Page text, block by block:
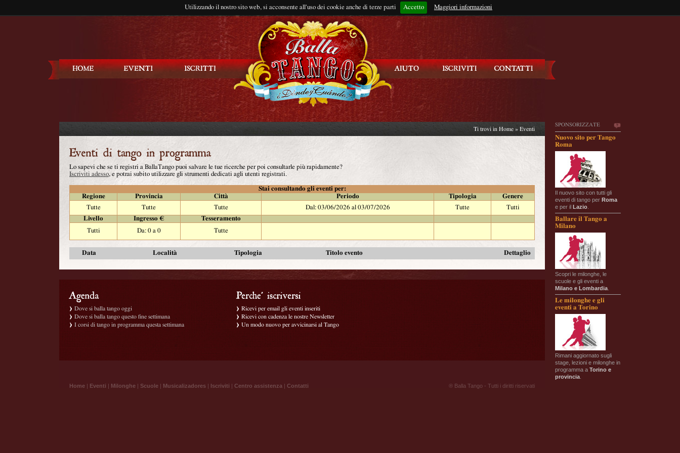
Utilizzando il nostro sito web, si acconsente all'uso dei cookie anche di terze parti Accetto Maggiori informazioni
Rimani connesso?
SPONSORIZZATE
Nuovo sito per Tango
Roma
Il nuovo sito con tutti gli
eventi di tango per Roma
e per il Lazio
Ballare il Tango a
Milano
Scopri le milonghe, le
scuole e gli eventi a
Milano e Lombardia
Le milonghe e gli
eventi a Torino
Rimani aggiornato sugli
stage, lezioni e milonghe in
programma a Torino e
provincia
Ti trovi in Home » Eventi
Lo sapevi che se ti registri a BallaTango puoi salvare le tue ricerche per poi consultarle più rapidamente?
Iscriviti adesso, e potrai subito utilizzare gli strumenti dedicati agli utenti registrati.
Stai consultando gli eventi per:
Regione
Provincia Città Periodo Tipologia
Genere
Tutte
Tutte Tutte Dal: 03/06/2026 al 03/07/2026 Tutte
Tutti
Livello
Ingresso €
Tesseramento
Tutti
Da: 0 a 0 Tutte
Data Località Tipologia Titolo evento Dettaglio
Dove si balla tango oggi
Dove si balla tango questo fine settimana
I corsi di tango in programma questa settimana
Ricevi per email gli eventi inseriti
Ricevi con cadenza le nostre Newsletter
Un modo nuovo per avvicinarsi al Tango
Home | Eventi | Milonghe | Scuole | Musicalizadores | Iscriviti | Centro assistenza | Contatti ® Balla Tango - Tutti i diritti riservati